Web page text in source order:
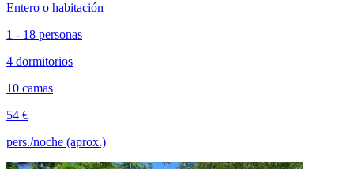
Entero o habitación
1 - 18 personas
4 dormitorios
10 camas
54 €
pers./noche (aprox.)